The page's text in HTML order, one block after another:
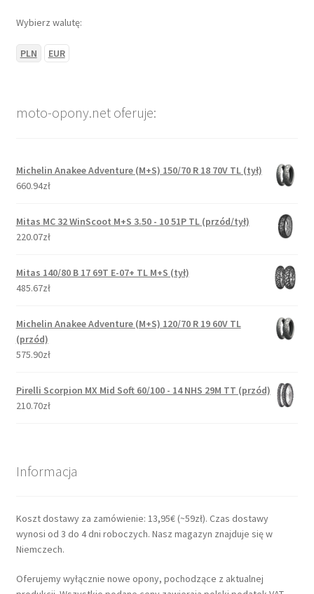
Wybierz walutę:
PLN EUR
moto-opony.net oferuje:
Michelin Anakee Adventure (M+S) 150/70 R 18 70V TL (tył)
660.94zł
Mitas MC 32 WinScoot M+S 3.50 - 10 51P TL (przód/tył)
220.07zł
Mitas 140/80 B 17 69T E-07+ TL M+S (tył)
485.67zł
Michelin Anakee Adventure (M+S) 120/70 R 19 60V TL
(przód)
575.90zł
Pirelli Scorpion MX Mid Soft 60/100 - 14 NHS 29M TT (przód)
210.70zł
Informacja
Koszt dostawy za zamówienie: 13,95€ (~59zł). Czas dostawy
wynosi od 3 do 4 dni roboczych. Nasz magazyn znajduje się w
Niemczech.
Oferujemy wyłącznie nowe opony, pochodzące z aktualnej